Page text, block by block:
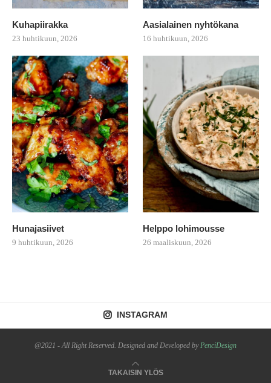
Kuhapiirakka
23 huhtikuun, 2026
Aasialainen nyhtökana
16 huhtikuun, 2026
Hunajasiivet
9 huhtikuun, 2026
Helppo lohimousse
26 maaliskuun, 2026
INSTAGRAM
@2021 - All Right Reserved. Designed and Developed byPenciDesign
TAKAISIN YLÖS